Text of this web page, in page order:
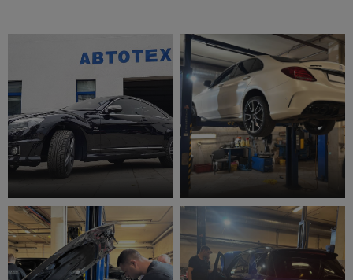
Сервис Парк Mercedes Benz Комплексная диагностика